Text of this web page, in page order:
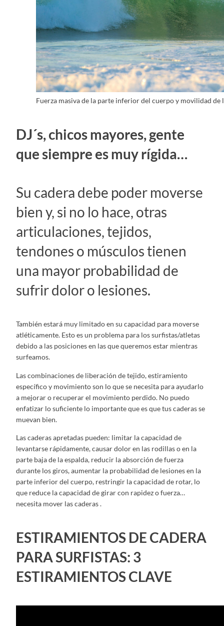
Fuerza masiva de la parte inferior del cuerpo y movilidad
DJ´s, chicos mayores, gente
que siempre es muy rígida…
Su cadera debe poder moverse
bien y, si no lo hace, otras
articulaciones, tejidos,
tendones o músculos tienen
una mayor probabilidad de
sufrir dolor o lesiones.
También estará muy limitado en su capacidad para moverse
atléticamente. Esto es un problema para los surfistas/atletas
debido a las posiciones en las que queremos estar mientras
surfeamos.
Las combinaciones de liberación de tejido, estiramiento
específico y movimiento son lo que se necesita para ayudarlo
a mejorar o recuperar el movimiento perdido. No puedo
enfatizar lo suficiente lo importante que es que tus caderas se
muevan bien.
Las caderas apretadas pueden: limitar la capacidad de
levantarse rápidamente, causar dolor en las rodillas o en la
parte baja de la espalda, reducir la absorción de fuerza
durante los giros, aumentar la probabilidad de lesiones en la
parte inferior del cuerpo, restringir la capacidad de rotar, lo
que reduce la capacidad de girar con rapidez o fuerza…
necesita mover las caderas .
ESTIRAMIENTOS DE CADERA
PARA SURFISTAS: 3
ESTIRAMIENTOS CLAVE